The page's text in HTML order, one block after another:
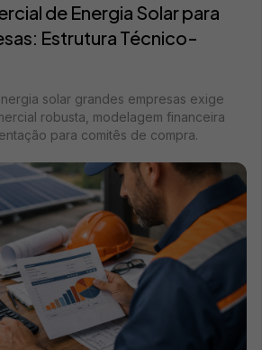
de Energia Solar para
Estrutura Técnico-
solar grandes empresas exige
robusta, modelagem financeira
para comitês de compra.